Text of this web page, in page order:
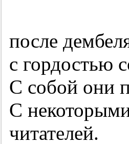
после
с гордостью
С собой они
С
читателей.